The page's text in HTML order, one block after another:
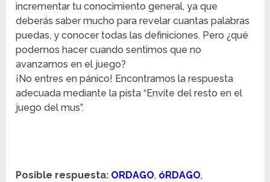
incrementar tu conocimiento general, ya que
deberás saber mucho para revelar cuantas palabras
puedas, y conocer todas las definiciones. Pero ¿qué
podemos hacer cuando sentimos que no
avanzamos en el juego?
¡No entres en pánico! Encontramos la respuesta
adecuada mediante la pista “Envite del resto en el
juego del mus”.
Posible respuesta: ORDAGO, óRDAGO,